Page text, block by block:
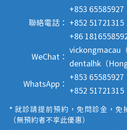
聯絡電話：
+853 65585927
+852 51721315
+86
WeChat：
vickongmacau
dentalhk（
WhatsApp：
+853 65585927
+852 51721315
* 就診請提前預約，免問診金，免
（無預約者不享此優惠）